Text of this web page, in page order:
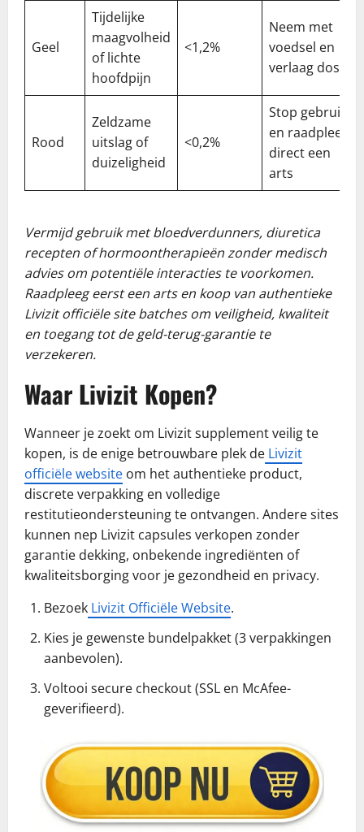
Geel
Tijdelijke
maagvolheid
of lichte
hoofdpijn
<1,2%
Neem met
voedsel en
verlaag dosis
Rood
Zeldzame
uitslag of
duizeligheid
<0,2%
Stop gebruik
en raadpleeg
direct een
arts
Vermijd gebruik met bloedverdunners, diuretica
recepten of hormoontherapieën zonder medisch
advies om potentiële interacties te voorkomen.
Raadpleeg eerst een arts en koop van authentieke
Livizit officiële site batches om veiligheid, kwaliteit
en toegang tot de geld-terug-garantie te
verzekeren.
Waar Livizit Kopen?
Wanneer je zoekt om Livizit supplement veilig te
kopen, is de enige betrouwbare plek de Livizit
officiële website om het authentieke product,
discrete verpakking en volledige
restitutieondersteuning te ontvangen. Andere sites
kunnen nep Livizit capsules verkopen zonder
garantie dekking, onbekende ingrediënten of
kwaliteitsborging voor je gezondheid en privacy.
Bezoek Livizit Officiële Website.
Kies je gewenste bundelpakket (3 verpakkingen
aanbevolen).
Voltooi secure checkout (SSL en McAfee-
geverifieerd).